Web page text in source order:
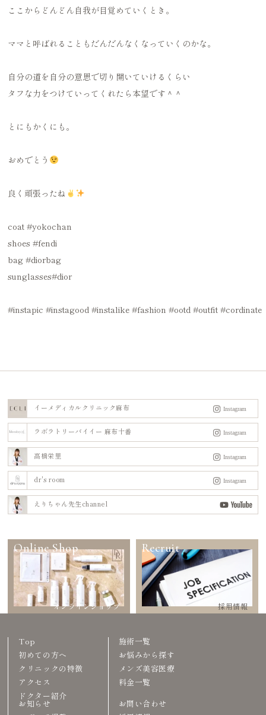
ここからどんどん自我が目覚めていくとき。
ママと呼ばれることもだんだんなくなっていくのかな。
自分の道を自分の意思で切り開いていけるくらい
タフな力をつけていってくれたら本望です＾＾
とにもかくにも。
おめでとう
良く頑張ったね
coat#yokochan
shoes#fendi
bag#diorbag
sunglasses#dior
#instapic #instagood #instalike #fashion #ootd #outfit #cordinate
イーメディカルクリニック麻布
ラボラトリーバイイー 麻布十番
髙橋栄里
dr's room
えりちゃん先生channel
Online Shop
オンラインショップ
Recruit
採用情報
Top
初めての方へ
クリニックの特徴
アクセス
ドクター紹介
施術一覧
お悩みから探す
メンズ美容医療
料金一覧
お知らせ
お問い合わせ